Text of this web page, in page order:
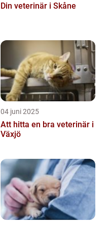
Din veterinär i Skåne
04 juni 2025
Att hitta en bra veterinär i
Växjö